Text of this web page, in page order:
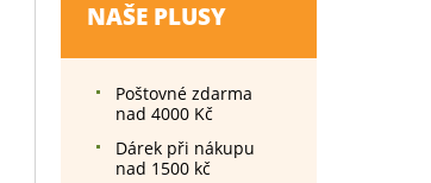
NAŠE PLUSY
Poštovné zdarma
nad 4000 Kč
Dárek při nákupu
nad 1500 kč